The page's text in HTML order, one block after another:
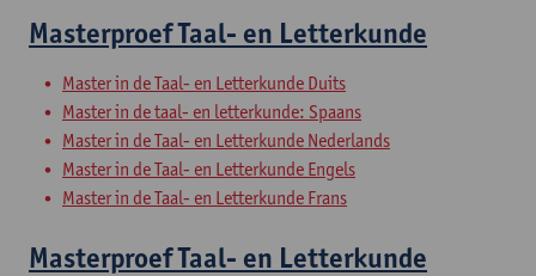
Masterproef Taal- en Letterkunde
Master in de Taal- en Letterkunde Duits
Master in de taal- en letterkunde: Spaans
Master in de Taal- en Letterkunde Nederlands
Master in de Taal- en Letterkunde Engels
Master in de Taal- en Letterkunde Frans
Masterproef Taal- en Letterkunde